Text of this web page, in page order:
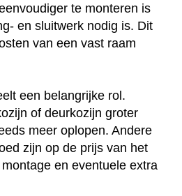
te monteren is
en sluitwerk nodig is. Dit
van een vast raam
een belangrijke rol.
of deurkozijn groter
meer oplopen. Andere
zijn op de prijs van het
en eventuele extra